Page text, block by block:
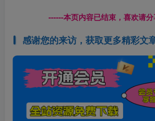
------本页内容已结束，喜欢请
感谢您的来访，获取更多精彩文